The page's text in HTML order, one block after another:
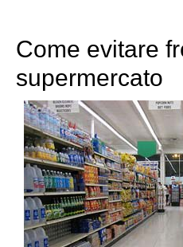
Come evitare
supermercato